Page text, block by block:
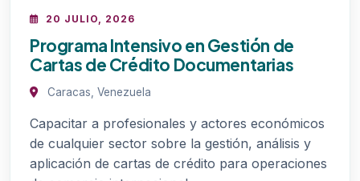
20 JULIO, 2026
Programa Intensivo en Gestión de
Cartas de Crédito Documentarias
Caracas, Venezuela
Capacitar a profesionales y actores económicos
de cualquier sector sobre la gestión, análisis y
aplicación de cartas de crédito para operaciones